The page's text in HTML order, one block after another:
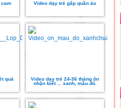
cam Video dạy trẻ gấp quần áo
quả
Video dạy trẻ 24-36 tháng ôn
nhận biết ... xanh, mầu đỏ.